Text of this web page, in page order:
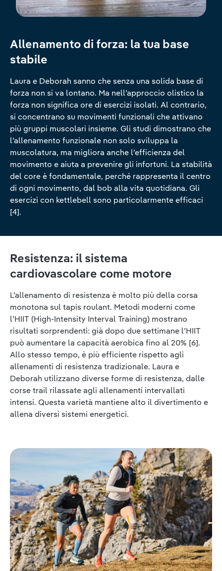
Allenamento di forza: la tua base
stabile
Laura e Deborah sanno che senza una solida base di
forza non si va lontano. Ma nell’approccio olistico la
forza non significa ore di esercizi isolati. Al contrario,
si concentrano su movimenti funzionali che attivano
più gruppi muscolari insieme. Gli studi dimostrano che
l’allenamento funzionale non solo sviluppa la
muscolatura, ma migliora anche l’efficienza del
movimento e aiuta a prevenire gli infortuni. La stabilità
del core è fondamentale, perché rappresenta il centro
di ogni movimento, dal bob alla vita quotidiana. Gli
esercizi con kettlebell sono particolarmente efficaci
[4].
Resistenza: il sistema
cardiovascolare come motore
L’allenamento di resistenza è molto più della corsa
monotona sul tapis roulant. Metodi moderni come
l’HIIT (High-Intensity Interval Training) mostrano
risultati sorprendenti: già dopo due settimane l’HIIT
può aumentare la capacità aerobica fino al 20% [6].
Allo stesso tempo, è più efficiente rispetto agli
allenamenti di resistenza tradizionale. Laura e
Deborah utilizzano diverse forme di resistenza, dalle
corse trail rilassate agli allenamenti intervallati
intensi. Questa varietà mantiene alto il divertimento e
allena diversi sistemi energetici.